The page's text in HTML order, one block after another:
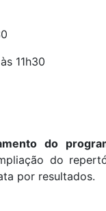
11h30
do
do
por resultados.